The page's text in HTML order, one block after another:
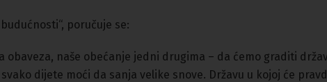
poručuje se:
obaveza, naše obećanje jedni drugima – da ćemo graditi
dijete moći da sanja velike snove. Državu u kojoj će